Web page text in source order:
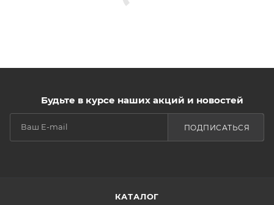
Будьте в курсе наших акций и новостей
ПОДПИСАТЬСЯ
КАТАЛОГ